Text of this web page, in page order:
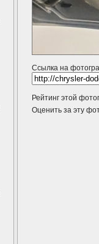
Ссылка на
Рейтинг этой
Оценить за эту